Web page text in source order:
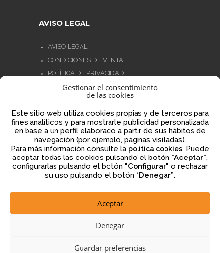
Gestionar el consentimiento
de las cookies
Este sitio web utiliza cookies propias y de terceros para
fines analíticos y para mostrarle publicidad personalizada
en base a un perfil elaborado a partir de sus hábitos de
navegación (por ejemplo, páginas visitadas).
Para más información consulte la política cookies. Puede
aceptar todas las cookies pulsando el botón "Aceptar",
configurarlas pulsando el botón "Configurar" o rechazar
su uso pulsando el botón “Denegar”.
Aceptar
Denegar
Guardar preferencias
AVISO LEGAL
AVISO LEGAL
CONDICIONES DE VENTA
POLÍTICA DE PRIVACIDAD
POLÍTICA DE COOKIES
NORMATIVA AJEDREZ CON CABEZA
Financiado por la Unión Europea – NextGenerationEU
2026 © ajedrezconcabeza.com